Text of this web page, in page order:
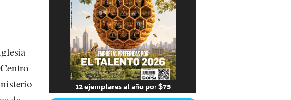
12 ejemplares al año por $75